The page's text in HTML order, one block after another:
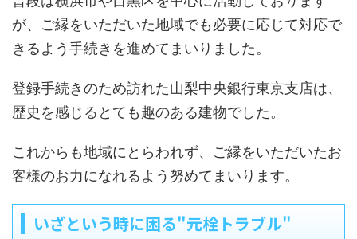
が、ご縁をいただいた地域でも必要に応じて対応で
きるよう手続きを進めてまいりました。
登録手続きのため訪れた山梨中央銀行東京支店は、
歴史を感じるとても趣のある建物でした。
これからも地域にとらわれず、ご縁をいただいたお
客様のお力になれるよう努めてまいります。
いざという時に困る"元栓トラブル"